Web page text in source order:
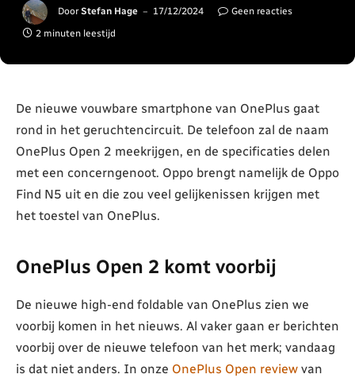
Door Stefan Hage 17/12/2024
Geen reacties
2 minuten leestijd
De nieuwe vouwbare smartphone van OnePlus gaat
rond in het geruchtencircuit. De telefoon zal de naam
OnePlus Open 2 meekrijgen, en de specificaties delen
met een concerngenoot. Oppo brengt namelijk de Oppo
Find N5 uit en die zou veel gelijkenissen krijgen met
het toestel van OnePlus.
OnePlus Open 2 komt voorbij
De nieuwe high-end foldable van OnePlus zien we
voorbij komen in het nieuws. Al vaker gaan er berichten
voorbij over de nieuwe telefoon van het merk; vandaag
is dat niet anders. In onze OnePlus Open review van